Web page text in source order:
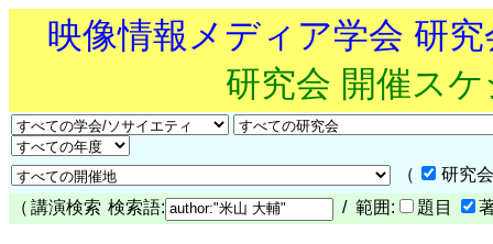
映像情報メディア学会 研
研究会 開催ス
（
研究
（ 講演検索 検索語: / 範囲: 題目